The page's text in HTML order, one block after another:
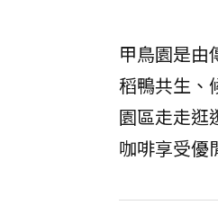
甲鳥園是由
稻鴨共生、
園區走走逛
咖啡享受優